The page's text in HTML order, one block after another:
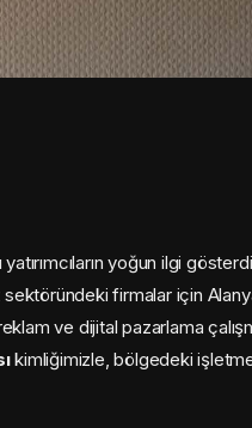
yoğun ilgi
firmalar için
ve dijital pazarlama
kimliğimizle, bölgedeki